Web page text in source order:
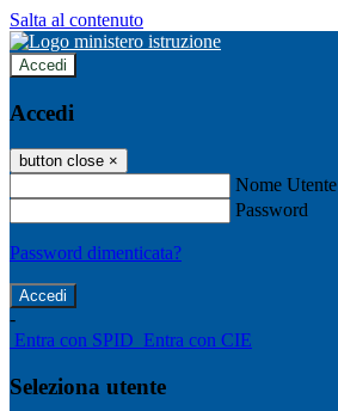
Salta al contenuto
Accedi
Accedi
button close ×
Nome Utente
Password
Password dimenticata?
-
Entra con SPID Entra con CIE
Seleziona utente